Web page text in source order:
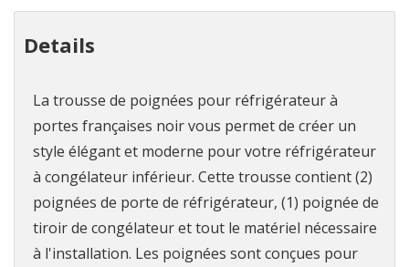
Details
La trousse de poignées pour réfrigérateur à
portes françaises noir vous permet de créer un
style élégant et moderne pour votre réfrigérateur
à congélateur inférieur. Cette trousse contient (2)
poignées de porte de réfrigérateur, (1) poignée de
tiroir de congélateur et tout le matériel nécessaire
à l'installation. Les poignées sont conçues pour